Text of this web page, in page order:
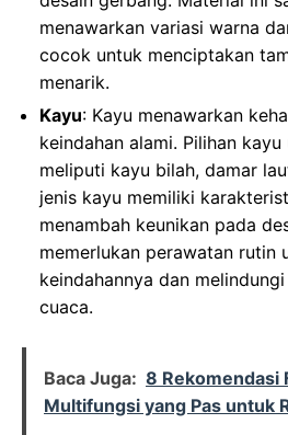
menawarkan variasi warna
cocok untuk menciptakan
menarik.
Kayu: Kayu menawarkan
keindahan alami. Pilihan
meliputi kayu bilah, damar
jenis kayu memiliki
menambah keunikan pada
memerlukan perawatan rutin
keindahannya dan
cuaca.
Baca Juga: 8 Rekomendasi
Multifungsi yang Pas untuk